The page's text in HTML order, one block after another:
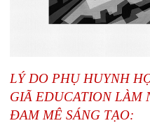
LÝ DO PHỤ HUYNH
GIÃ EDUCATION LÀM
ĐAM MÊ SÁNG TẠO: